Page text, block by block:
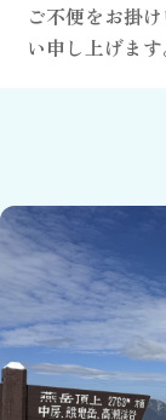
ご不便をお掛
い申し上げます